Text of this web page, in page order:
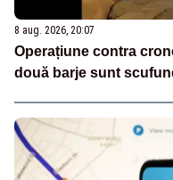
8 aug. 2026, 20:07
Operațiune contra
două barje sunt